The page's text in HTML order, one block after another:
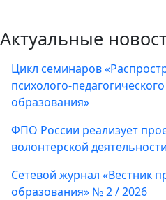
Актуальные
Цикл семинаров
психолого-
образования»
ФПО России реализует
волонтерской деятельности
Сетевой журнал «Вестник
образования» № 2 / 2026